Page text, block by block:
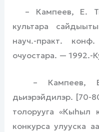
– Кампеев, Е.
культара
науч.-практ.
очуостара. — 1992.-
– Кампеев, Е.,
дьиэрэйдилэр. [70-
толорууга «Кыһыл
конкурса улууска